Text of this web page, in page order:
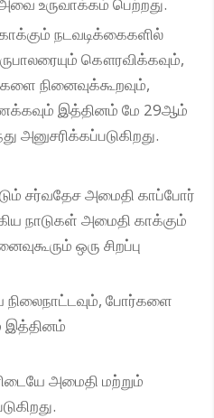
உருவாக்கம் பெற்றது.
நடவடிக்கைகளில்
கௌரவிக்கவும்,
நினைவுக்கூறவும்,
இத்தினம் மே 29ஆம்
அனுசரிக்கப்படுகிறது.
சர்வதேச அமைதி காப்போர்
நாடுகள் அமைதி காக்கும்
ஒரு சிறப்பு
நிலைநாட்டவும், போர்களை
இத்தினம்
அமைதி மற்றும்